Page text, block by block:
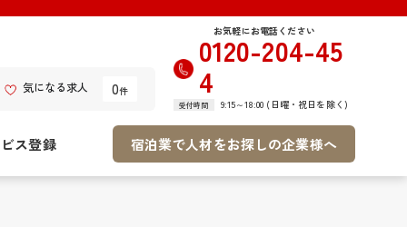
気になる求人 0件
お気軽にお電話ください
0120-204-45
4
受付時間 9:15～18:00 (日曜・祝日を除く)
ス登録 宿泊業で人材をお探しの企業様へ